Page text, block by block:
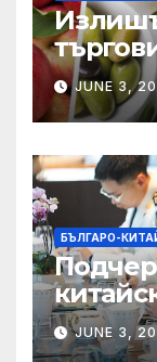
JUNE 3,
БЪЛГАРО-
JUNE 3,